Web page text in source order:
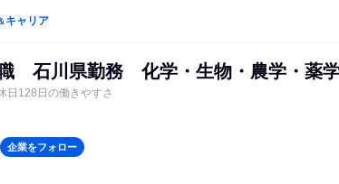
キャリア
石川県勤務 化学・生物・農学・薬
日128日の働きやすさ
企業をフォロー